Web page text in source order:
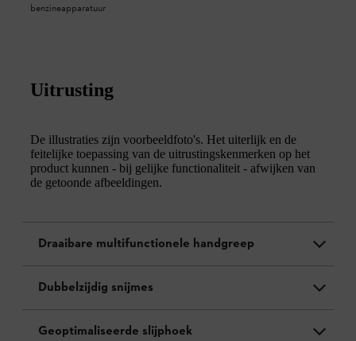
benzineapparatuur
Uitrusting
De illustraties zijn voorbeeldfoto's. Het uiterlijk en de
feitelijke toepassing van de uitrustingskenmerken op het
product kunnen - bij gelijke functionaliteit - afwijken van
de getoonde afbeeldingen.
Draaibare multifunctionele handgreep
Dubbelzijdig snijmes
Geoptimaliseerde slijphoek